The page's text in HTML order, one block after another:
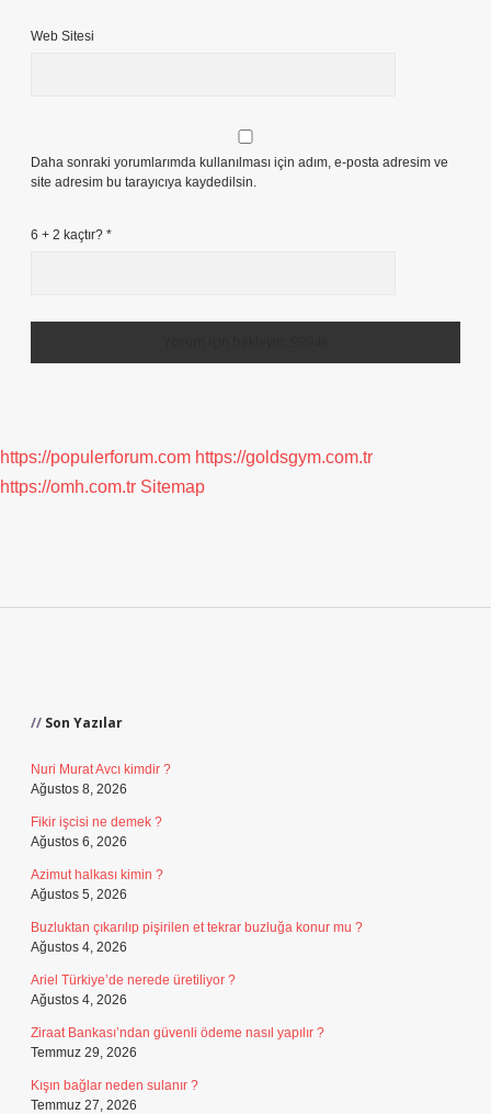
Web Sitesi
Daha sonraki yorumlarımda kullanılması için adım, e-posta adresim ve
site adresim bu tarayıcıya kaydedilsin.
6 + 2 kaçtır? *
https://populerforum.com https://goldsgym.com.tr
https://omh.com.tr Sitemap
Son Yazılar
Nuri Murat Avcı kimdir ?
Ağustos 8, 2026
Fikir işcisi ne demek ?
Ağustos 6, 2026
Azimut halkası kimin ?
Ağustos 5, 2026
Buzluktan çıkarılıp pişirilen et tekrar buzluğa konur mu ?
Ağustos 4, 2026
Ariel Türkiye’de nerede üretiliyor ?
Ağustos 4, 2026
Ziraat Bankası’ndan güvenli ödeme nasıl yapılır ?
Temmuz 29, 2026
Kışın bağlar neden sulanır ?
Temmuz 27, 2026